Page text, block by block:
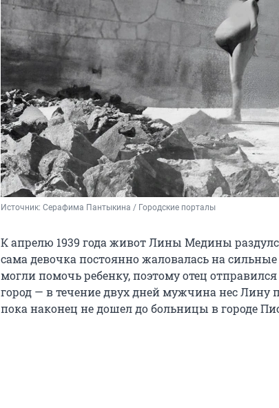
Источник: Серафима Пантыкина / Городские порталы
К апрелю 1939 года живот Лины Медины
сама девочка постоянно жаловалась на
могли помочь ребенку, поэтому отец
город — в течение двух дней мужчина нес Лину
пока наконец не дошел до больницы в городе